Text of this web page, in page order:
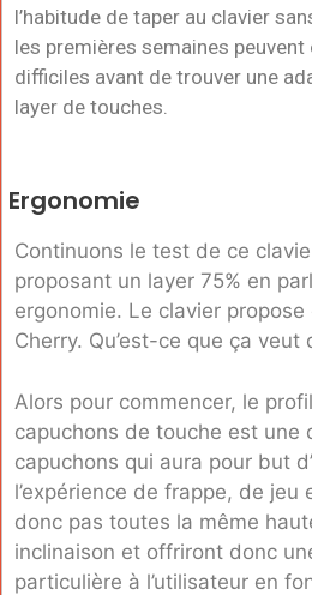
l’habitude de taper au clavier
les premières semaines peuvent
difficiles avant de trouver une
layer de touches.
Ergonomie
Continuons le test de ce
proposant un layer 75% en
ergonomie. Le clavier
Cherry. Qu’est-ce que ça veut
Alors pour commencer, le
capuchons de touche est une
capuchons qui aura pour but
l’expérience de frappe, de jeu
donc pas toutes la même
inclinaison et offriront donc
particulière à l’utilisateur en